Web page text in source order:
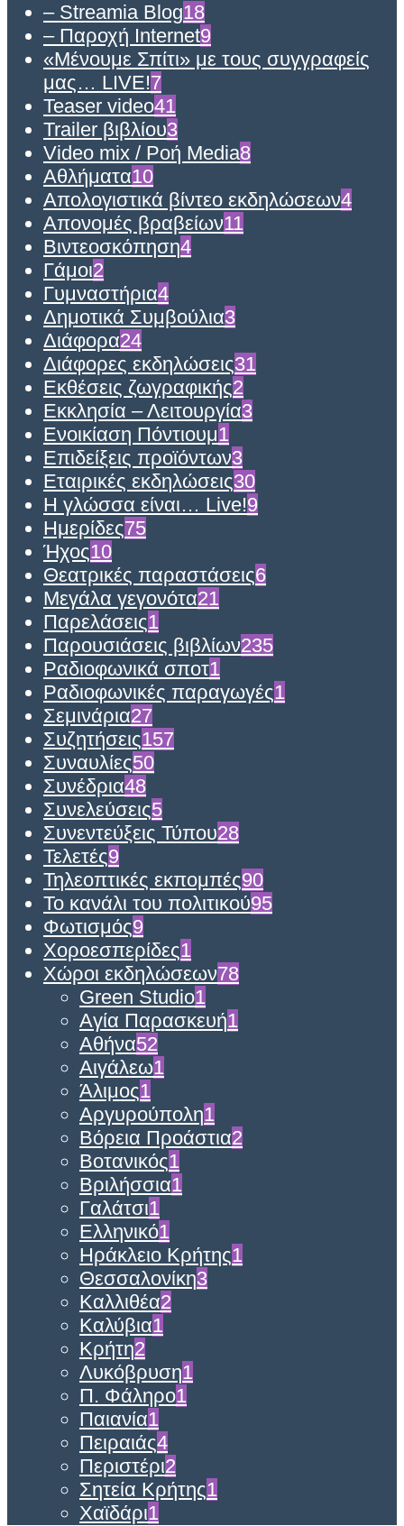
– Streamia Blog18
– Παροχή Internet9
«Μένουμε Σπίτι» με τους συγγραφείς
μας… LIVE!7
Teaser video41
Trailer βιβλίου3
Video mix / Ροή Media8
Αθλήματα10
Απολογιστικά βίντεο εκδηλώσεων4
Απονομές βραβείων11
Βιντεοσκόπηση4
Γάμοι2
Γυμναστήρια4
Δημοτικά Συμβούλια3
Διάφορα24
Διάφορες εκδηλώσεις31
Εκθέσεις ζωγραφικής2
Εκκλησία – Λειτουργία3
Ενοικίαση Πόντιουμ1
Επιδείξεις προϊόντων3
Εταιρικές εκδηλώσεις30
Η γλώσσα είναι… Live!9
Ημερίδες75
Ήχος10
Θεατρικές παραστάσεις6
Μεγάλα γεγονότα21
Παρελάσεις1
Παρουσιάσεις βιβλίων235
Ραδιοφωνικά σποτ1
Ραδιοφωνικές παραγωγές1
Σεμινάρια27
Συζητήσεις157
Συναυλίες50
Συνέδρια48
Συνελεύσεις5
Συνεντεύξεις Τύπου28
Τελετές9
Τηλεοπτικές εκπομπές90
Το κανάλι του πολιτικού95
Φωτισμός9
Χοροεσπερίδες1
Χώροι εκδηλώσεων78
Green Studio1
Αγία Παρασκευή1
Αθήνα52
Αιγάλεω1
Άλιμος1
Αργυρούπολη1
Βόρεια Προάστια2
Βοτανικός1
Βριλήσσια1
Γαλάτσι1
Ελληνικό1
Ηράκλειο Κρήτης1
Θεσσαλονίκη3
Καλλιθέα2
Καλύβια1
Κρήτη2
Λυκόβρυση1
Π. Φάληρο1
Παιανία1
Πειραιάς4
Περιστέρι2
Σητεία Κρήτης1
Χαϊδάρι1